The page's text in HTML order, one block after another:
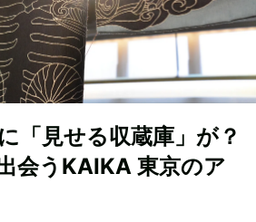
「見せる収蔵庫」が？
会うKAIKA 東京のア